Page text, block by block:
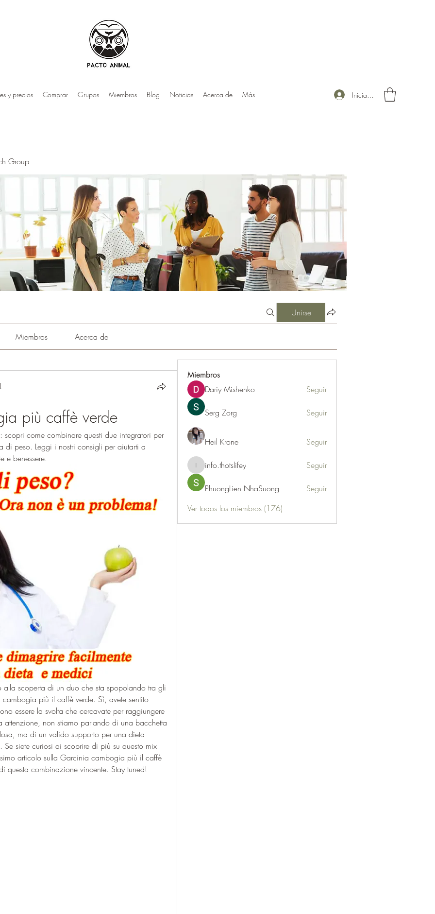
y precios Comprar Grupos Miembros Blog Noticias Acerca de Más Iniciar sesión
Group
Unirse
Miembros Acerca de
più caffè verde
come combinare questi due integratori per
di peso. Leggi i nostri consigli per aiutarti a
e benessere.
scoperta di un duo che sta spopolando tra gli
più il caffè verde. Sì, avete sentito
essere la svolta che cercavate per raggiungere
non stiamo parlando di una bacchetta
ma di un valido supporto per una dieta
siete curiosi di scoprire di più su questo mix
articolo sulla Garcinia cambogia più il caffè
questa combinazione vincente. Stay tuned!
Miembros
Dariy Mishenko Seguir
Serg Zorg Seguir
Heil Krone Seguir
info.thotslifey
info.thotslifey Seguir
PhuongLien NhaSuong
Seguir
Ver todos los miembros (176)